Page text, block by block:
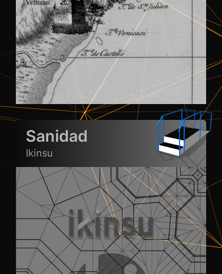
Sanidad
Ikinsu